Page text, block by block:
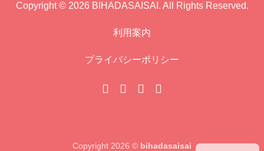
Copyright © 2026 BIHADASAISAI. All Rights Reserved.
利用案内
プライバシーポリシー
Copyright 2026 © bihadasaisai